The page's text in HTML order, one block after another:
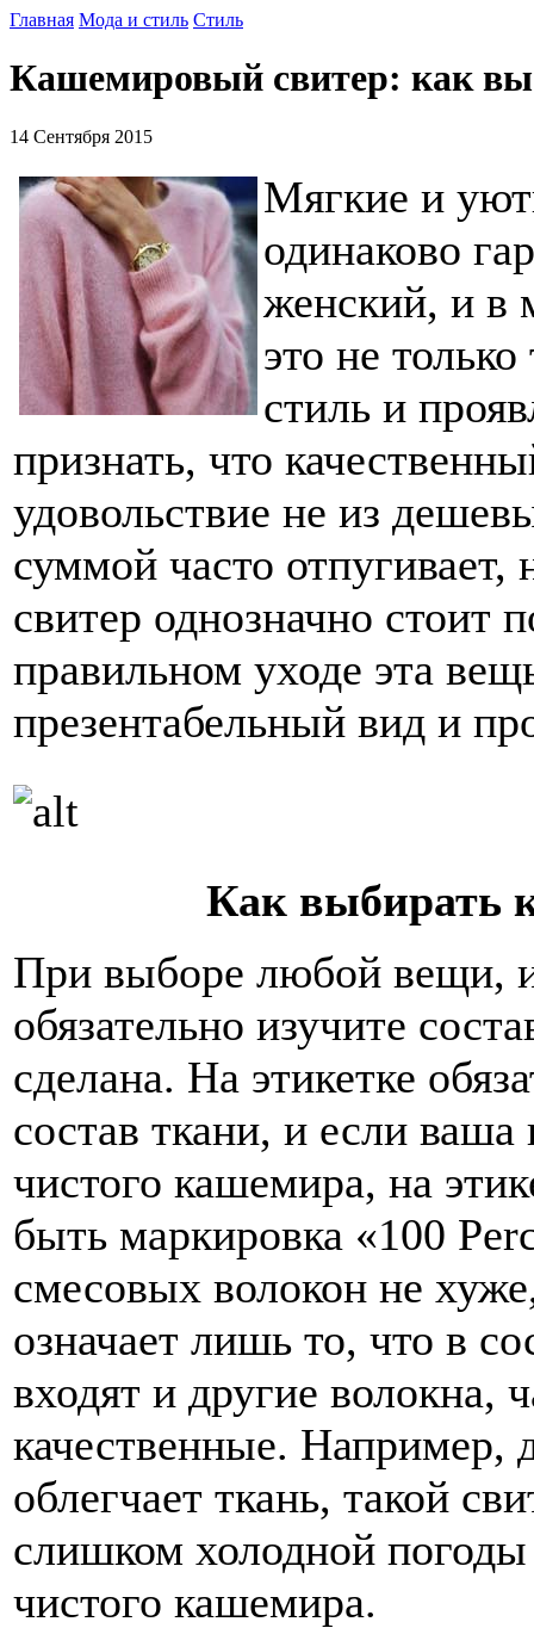
Главная Мода и стиль Стиль
Кашемировый свитер: как
14 Сентября 2015
Мягкие и
одинаково
женский, и в
это не
стиль и
признать, что
удовольствие не из
суммой часто
свитер однозначно стоит
правильном уходе эта
презентабельный вид и
Как выбирать
При выборе любой вещи,
обязательно изучите
сделана. На этикетке
состав ткани, и если
чистого кашемира, на
быть маркировка «100
смесовых волокон не
означает лишь то, что в
входят и другие волокна,
качественные. Например,
облегчает ткань, такой
слишком холодной
чистого кашемира.